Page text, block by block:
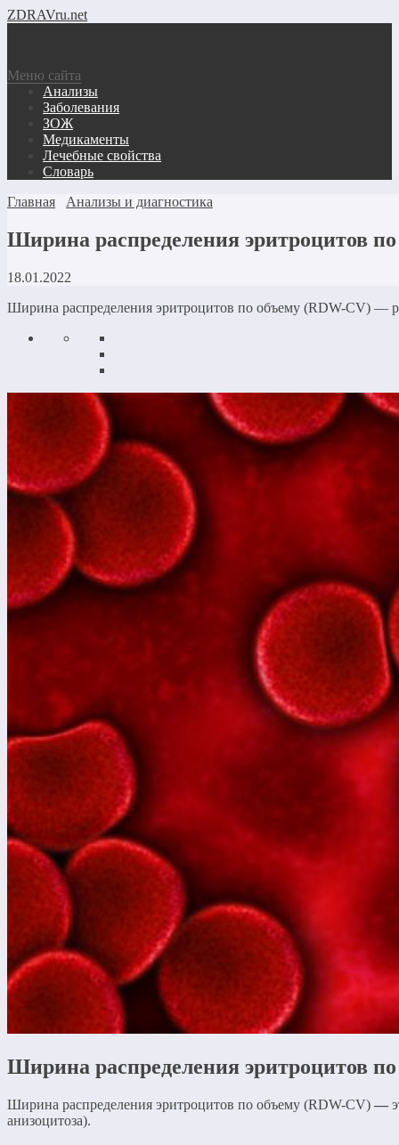
ZDRAVru.net
Меню сайта
Анализы
Заболевания
ЗОЖ
Медикаменты
Лечебные свойства
Словарь
Главная
Анализы и диагностика
Ширина распределения эритроцитов
18.01.2022
Ширина распределения эритроцитов по объему (RDW-CV) —
Ширина распределения эритроцитов
Ширина распределения эритроцитов по объему (RDW-CV) —
анизоцитоза).